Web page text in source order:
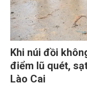
Khi núi đồi
điểm lũ quét,
Lào Cai